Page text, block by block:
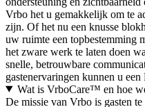
Vrbo het u gemakkelijk om te
zijn. Of het nu een knusse
uw ruimte een topbestemming
het zware werk te laten doen
snelle, betrouwbare
gastenervaringen kunnen u
Wat is VrboCare™ en hoe
De missie van Vrbo is gasten